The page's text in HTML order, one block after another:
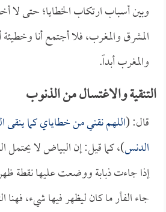
وبين أسباب ارتكاب الخطايا؛ حتى لا
المشرق والمغرب، فلا أجتمع أنا وخطيئة
والمغرب أبداً.
التنقية والاغتسال من الذنوب
قال: (اللهم نقني من خطاياي كما
الدنس)، كما قيل: إن البياض لا يحتمل
إذا جاءت ذبابة ووضعت عليها نقطة
جاء الفأر ما كان ليظهر فيها شيء، فهنا